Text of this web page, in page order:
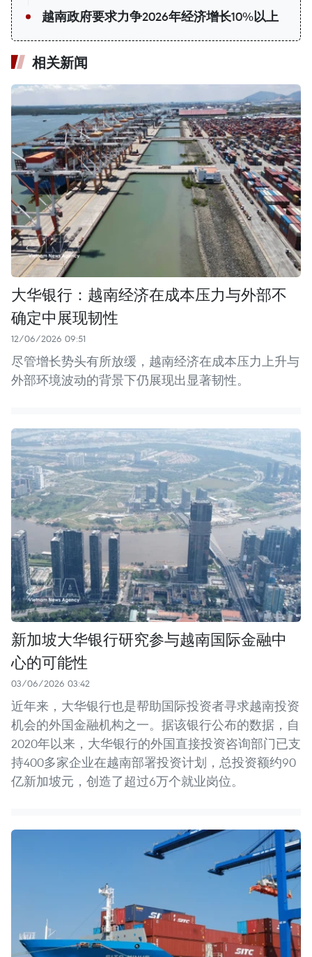
越南政府要求力争2026年经济增长10%以上
相关新闻
大华银行：越南经济在成本压力与外部不
确定中展现韧性
12/06/2026 09:51
尽管增长势头有所放缓，越南经济在成本压力上升与
外部环境波动的背景下仍展现出显著韧性。
新加坡大华银行研究参与越南国际金融中
心的可能性
03/06/2026 03:42
近年来，大华银行也是帮助国际投资者寻求越南投资
机会的外国金融机构之一。据该银行公布的数据，自
2020年以来，大华银行的外国直接投资咨询部门已支
持400多家企业在越南部署投资计划，总投资额约90
亿新加坡元，创造了超过6万个就业岗位。